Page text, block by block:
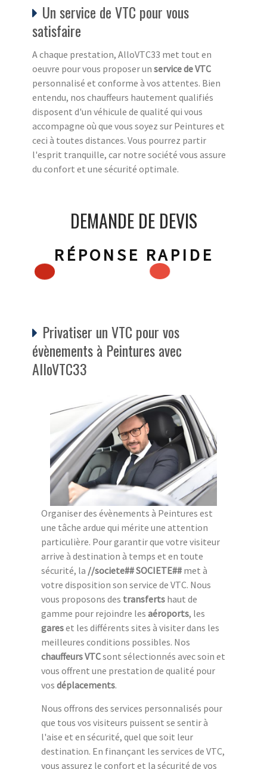
Un service de VTC pour vous
satisfaire
A chaque prestation, AlloVTC33 met tout en
oeuvre pour vous proposer un service de VTC
personnalisé et conforme à vos attentes. Bien
entendu, nos chauffeurs hautement qualifiés
disposent d'un véhicule de qualité qui vous
accompagne où que vous soyez sur Peintures et
ceci à toutes distances. Vous pourrez partir
l'esprit tranquille, car notre société vous assure
du confort et une sécurité optimale.
DEMANDE DE DEVIS
RÉPONSE RAPIDE
Privatiser un VTC pour vos
évènements à Peintures avec
AlloVTC33
Organiser des évènements à Peintures est
une tâche ardue qui mérite une attention
particulière. Pour garantir que votre visiteur
arrive à destination à temps et en toute
sécurité, la //societe## SOCIETE## met à
votre disposition son service de VTC. Nous
vous proposons des transferts haut de
gamme pour rejoindre les aéroports, les
gareset les différents sites à visiter dans les
meilleures conditions possibles. Nos
chauffeurs VTCsont sélectionnés avec soin et
vous offrent une prestation de qualité pour
vos déplacements.
Nous offrons des services personnalisés pour
que tous vos visiteurs puissent se sentir à
l'aise et en sécurité, quel que soit leur
destination. En finançant les services de VTC,
vous assurez le confort et la sécurité de vos